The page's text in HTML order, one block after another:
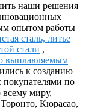
наши решения
опытом работы
сталь, литье
стали ,
выплавляемым
к созданию
покупателями по
всему миру,
Кюрасао,